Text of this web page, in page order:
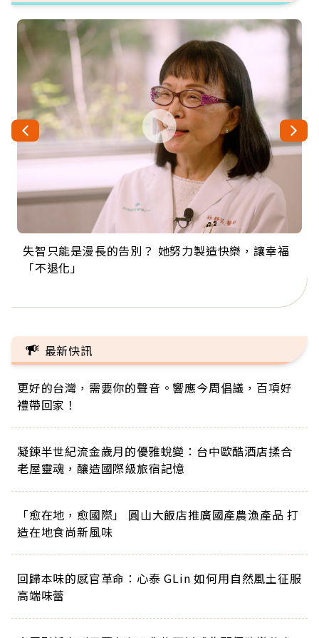
失智只能是漫長的告別？ 她努力製造快樂，讓幸福
「不退化」
來自剛果的巧克力神父 為台灣奉獻36年 「台灣是我
的家，我連作夢都講台語！」
63歲卸矽谷副總、搬回台灣找快樂！「蛋黃哥小
丑」走進安養院，逗樂上萬爺奶：退休後才開始真
104歲打破金氏世界紀錄 成為全球最年長羽球選
手，分享長壽的秘密原來是「這個」
事業巔峰他選擇追夢…黑手阿伯拉小提琴還登上小
巨蛋！連CNN都大讚！
最新快訊
更好的台灣，需要你的聲音。響應今周倡議，百項好
禮帶回家！
凝鍊半世紀流金歲月的優雅蛻變：台中歐酷酒店揉合
老屋靈魂，釀造國際級旅宿記憶
「愈在地，愈國際」 圓山大飯店推廣國產農漁產品 打
造在地食尚新風味
回歸本味的感官革命：心泰 GLin 如何用自然風土征服
高端味蕾